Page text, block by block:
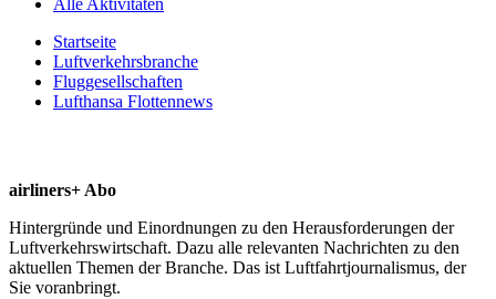
Startseite
Luftverkehrsbranche
Fluggesellschaften
Lufthansa Flottennews
airliners+ Abo
Hintergründe und Einordnungen zu den Herausforderungen der
Luftverkehrswirtschaft. Dazu alle relevanten Nachrichten zu den
aktuellen Themen der Branche. Das ist Luftfahrtjournalismus, der
Sie voranbringt.